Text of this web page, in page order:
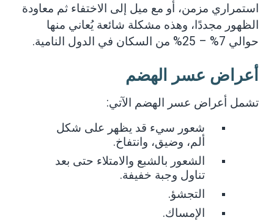
استمراري مزمن، أو مع ميل إلى الاختفاء ثم معاودة
الظهور مجددًا، وهذه مشكلة شائعة يُعاني منها
حوالي 7% – 25% من السكان في الدول النامية
.
أعراض عسر الهضم
تشمل أعراض عسر الهضم الآتي:
شعور سيء قد يظهر على شكل
ألم، وضيق، وانتفاخ.
الشعور بالشبع والامتلاء حتى بعد
تناول وجبة خفيفة.
التجشؤ.
الإمساك.